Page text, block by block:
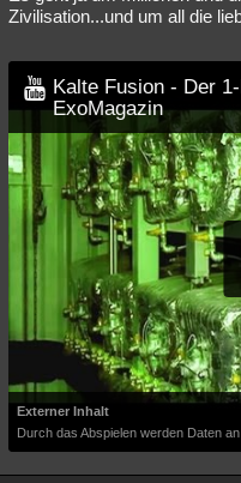
Zivilisation...und um all die
Kalte Fusion - Der
ExoMagazin
Externer Inhalt
Durch das Abspielen werden Daten